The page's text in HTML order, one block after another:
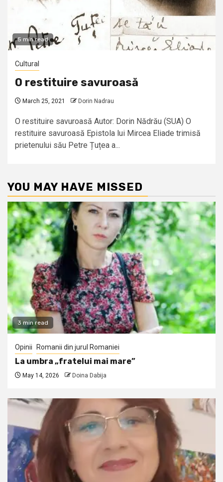
5 min read
Cultural
O restituire savuroasă
March 25, 2021 Dorin Nadrau
O restituire savuroasă Autor: Dorin Nădrău (SUA) O
restituire savuroasă Epistola lui Mircea Eliade trimisă
prietenului său Petre Țuțea a...
YOU MAY HAVE MISSED
3 min read
Opinii Romanii din jurul Romaniei
La umbra „fratelui mai mare”
May 14, 2026 Doina Dabija